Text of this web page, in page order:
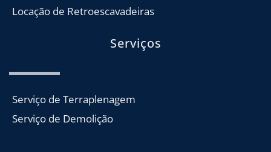
Locação de Retroescavadeiras
Serviços
Serviço de Terraplenagem
Serviço de Demolição